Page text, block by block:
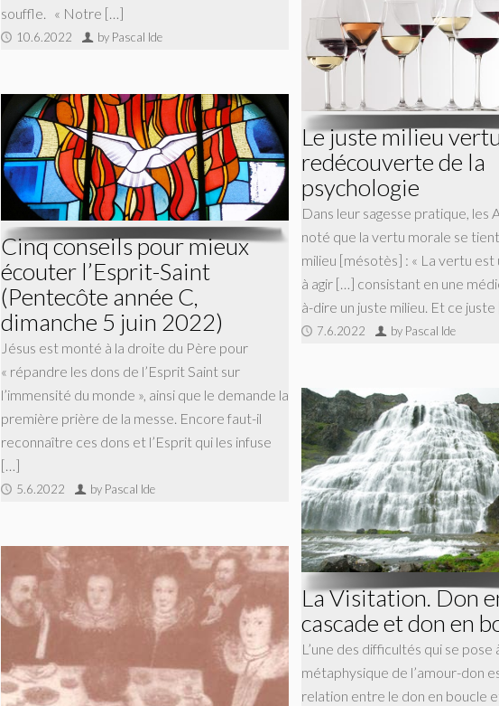
souffle. « Notre […]
10.6.2022 by Pascal Ide
Le juste milieu
redécouverte de la
psychologie
Dans leur sagesse pratique, les
noté que la vertu morale se
milieu [mésotès] : « La vertu est
à agir […] consistant en une
à-dire un juste milieu. Et ce
7.6.2022 by Pascal Ide
Cinq conseils pour mieux
écouter l’Esprit-Saint
(Pentecôte année C,
dimanche 5 juin 2022)
Jésus est monté à la droite du Père pour
« répandre les dons de l’Esprit Saint sur
l’immensité du monde », ainsi que le demande la
première prière de la messe. Encore faut-il
reconnaître ces dons et l’Esprit qui les infuse
[…]
5.6.2022 by Pascal Ide
La Visitation. Don
cascade et don en
L’une des difficultés qui se pose
métaphysique de l’amour-don
relation entre le don en boucle